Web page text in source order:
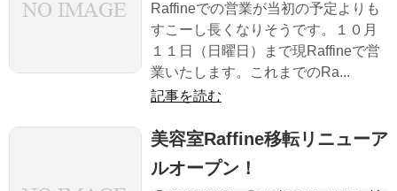
Raffineでの営業が当初の予定よりも
すこーし長くなりそうです。１０月
１１日（日曜日）まで現Raffineで営
業いたします。これまでのRa...
記事を読む
美容室Raffine移転リニューア
ルオープン！